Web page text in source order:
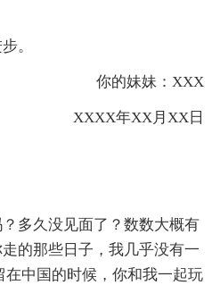
。
你的妹妹：XXX
XXXX年XX月XX日
多久没见面了？数数大概有
的那些日子，我几乎没有一
中国的时候，你和我一起玩